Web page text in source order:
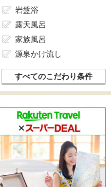
岩盤浴
露天風呂
家族風呂
源泉かけ流し
すべてのこだわり条件